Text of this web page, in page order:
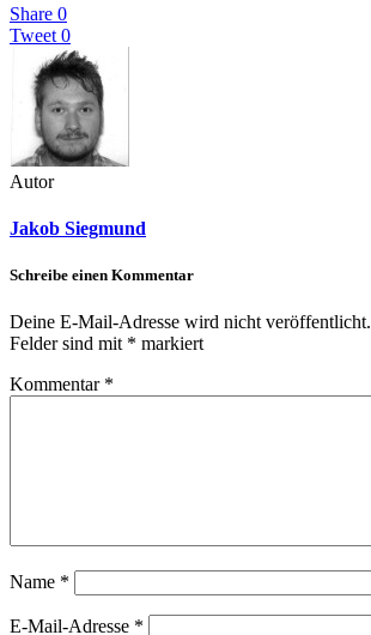
Share 0
Tweet 0
Autor
Jakob Siegmund
Schreibe einen Kommentar
Deine E-Mail-Adresse wird nicht veröffentlicht.
Felder sind mit * markiert
Kommentar *
Name *
E-Mail-Adresse *